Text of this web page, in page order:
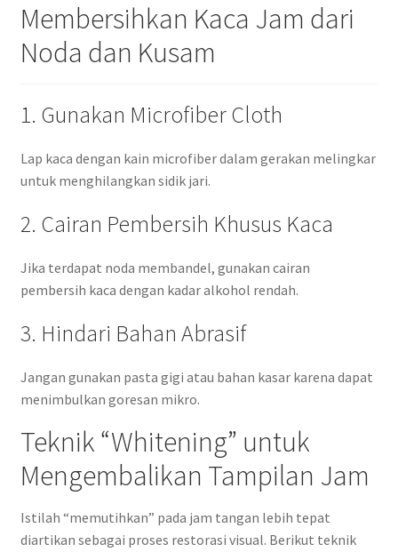
Membersihkan Kaca Jam dari
Noda dan Kusam
1. Gunakan Microfiber Cloth
Lap kaca dengan kain microfiber dalam gerakan melingkar
untuk menghilangkan sidik jari.
2. Cairan Pembersih Khusus Kaca
Jika terdapat noda membandel, gunakan cairan
pembersih kaca dengan kadar alkohol rendah.
3. Hindari Bahan Abrasif
Jangan gunakan pasta gigi atau bahan kasar karena dapat
menimbulkan goresan mikro.
Teknik “Whitening” untuk
Mengembalikan Tampilan Jam
Istilah “memutihkan” pada jam tangan lebih tepat
diartikan sebagai proses restorasi visual. Berikut teknik